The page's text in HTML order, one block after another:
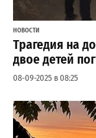
НОВОСТИ
Трагедия на
двое детей
08-09-2025 в 08:25